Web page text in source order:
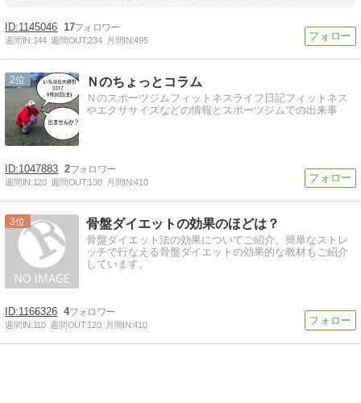
1145046 17
週間IN:144 週間OUT:234 月間IN:495
2 Ｎのちょっとコラム
Ｎのスポーツジムフィットネスライフ日記フィットネス
やエクササイズなどの情報とスポーツジムでの出来事
1047883 2
週間IN:120 週間OUT:130 月間IN:410
3 骨盤ダイエットの効果のほどは？
骨盤ダイエット法の効果についてご紹介。簡単なストレ
ッチで行なえる骨盤ダイエットの効果的な教材もご紹介
しています。
1166326 4
週間IN:110 週間OUT:120 月間IN:410